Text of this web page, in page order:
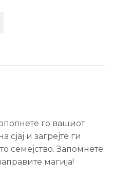
го вашиот
и загрејте ги
семејство. Запомнете:
магија!